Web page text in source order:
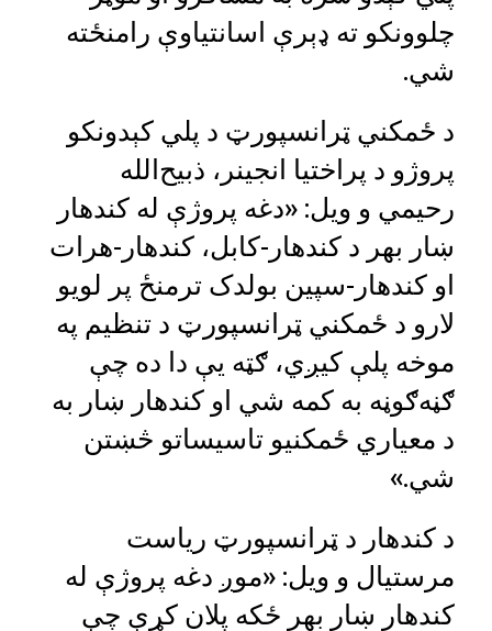
چلوونکو ته ډېرې اسانتیاوې رامنځته
شي.
د ځمکني ټرانسپورټ د پلي کېدونکو
پروژو د پراختیا انجینر، ذبیح‌الله
رحیمي و ویل: «دغه پروژې له کندهار
ښار بهر د کندهار-کابل، کندهار-هرات
او کندهار-سپین بولدک ترمنځ پر لویو
لارو د ځمکني ټرانسپورټ د تنظیم په
موخه پلې کیږي، ګټه یې دا ده چې
ګڼه‌ګوڼه به کمه شي او کندهار ښار به
د معیاري ځمکنیو تاسیساتو څښتن
شي.»
د کندهار د ټرانسپورټ ریاست
مرستیال و ویل: «موږ دغه پروژې له
کندهار ښار بهر ځکه پلان کړې چې